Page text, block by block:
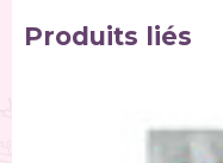
Produits liés